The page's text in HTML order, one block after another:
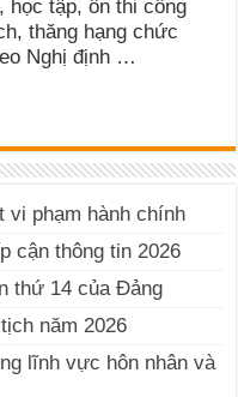
học tập, ôn thi công
thăng hạng chức
Nghị định …
vi phạm hành chính
cận thông tin 2026
thứ 14 của Đảng
năm 2026
lĩnh vực hôn nhân và